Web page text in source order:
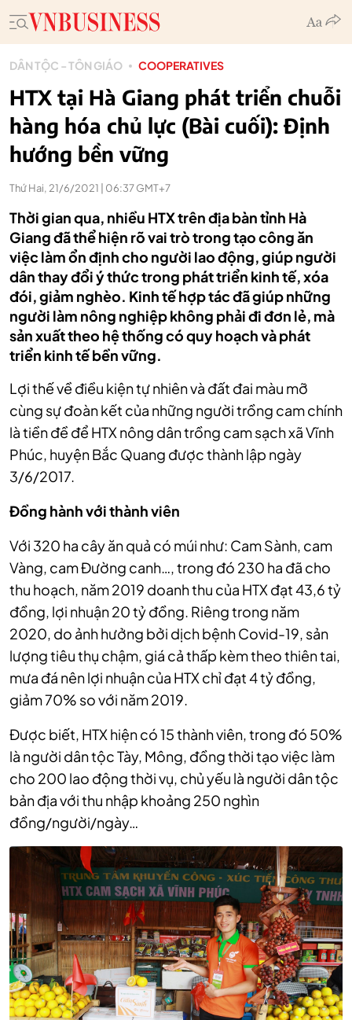
DÂN TỘC - TÔN GIÁO COOPERATIVES
HTX tại Hà Giang phát triển chuỗi
hàng hóa chủ lực (Bài cuối): Định
hướng bền vững
Thứ Hai, 21/6/2021 | 06:37 GMT+7
Thời gian qua, nhiều HTX trên địa bàn tỉnh Hà
Giang đã thể hiện rõ vai trò trong tạo công ăn
việc làm ổn định cho người lao động, giúp người
dân thay đổi ý thức trong phát triển kinh tế, xóa
đói, giảm nghèo. Kinh tế hợp tác đã giúp những
người làm nông nghiệp không phải đi đơn lẻ, mà
sản xuất theo hệ thống có quy hoạch và phát
triển kinh tế bền vững.
Lợi thế về điều kiện tự nhiên và đất đai màu mỡ
cùng sự đoàn kết của những người trồng cam chính
là tiền đề để HTX nông dân trồng cam sạch xã Vĩnh
Phúc, huyện Bắc Quang được thành lập ngày
3/6/2017.
Đồng hành với thành viên
Với 320 ha cây ăn quả có múi như: Cam Sành, cam
Vàng, cam Đường canh…, trong đó 230 ha đã cho
thu hoạch, năm 2019 doanh thu của HTX đạt 43,6 tỷ
đồng, lợi nhuận 20 tỷ đồng. Riêng trong năm
2020, do ảnh hưởng bởi dịch bệnh Covid-19, sản
lượng tiêu thụ chậm, giá cả thấp kèm theo thiên tai,
mưa đá nên lợi nhuận của HTX chỉ đạt 4 tỷ đồng,
giảm 70% so với năm 2019.
Được biết, HTX hiện có 15 thành viên, trong đó 50%
là người dân tộc Tày, Mông, đồng thời tạo việc làm
cho 200 lao động thời vụ, chủ yếu là người dân tộc
bản địa với thu nhập khoảng 250 nghìn
đồng/người/ngày…